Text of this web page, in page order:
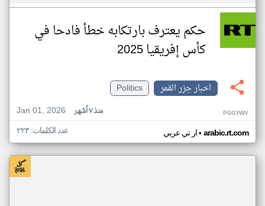
حكم يعترف بارتكابه خطأ فادحا في
كأس إفريقيا 2025
اخبار جزر القمر
Politics
Jan 01, 2026
منذ ٧ أشهر PG03WV
ار تي عربي• arabic.rt.com عدد الكلمات: ٢٢٣